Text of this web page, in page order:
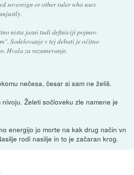
sovereign or other ruler who uses
nista jasni tudi definiciji pojmov
Sodelovanje v tej debati je očitno
Hvala za razumevanje.
nečesa, česar si sam ne želiš.
Želeti sočloveku zle namene je
energijo jo morte na kak drug način vn
rodi nasilje in to je začaran krog.